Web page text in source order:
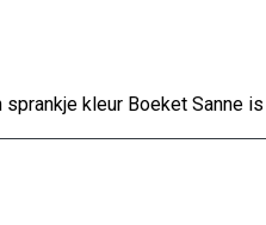
sprankje kleur Boeket Sanne